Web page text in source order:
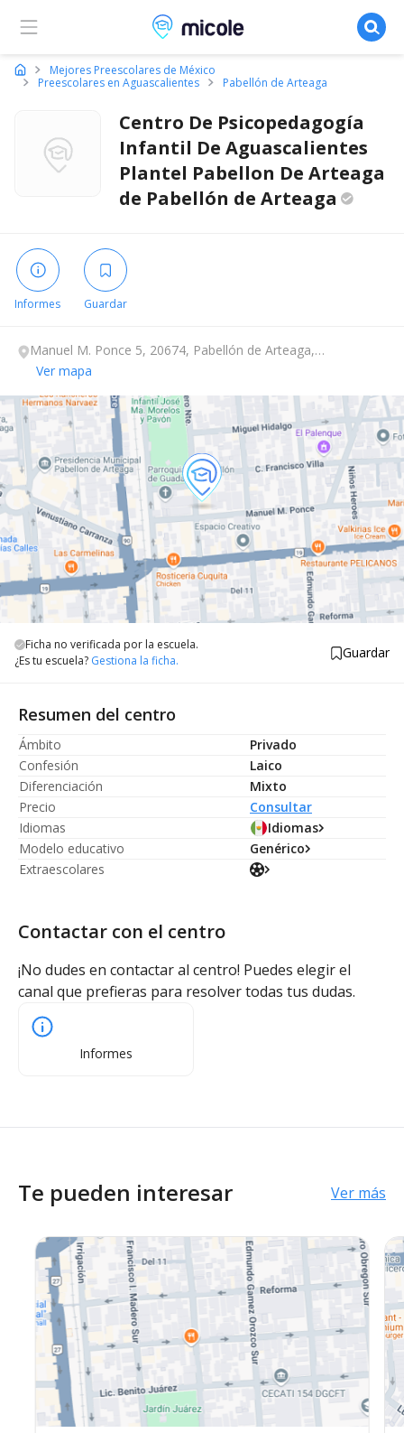
Micole, buscador de colegios
Mejores Preescolares de México
Preescolares en Aguascalientes
Pabellón de Arteaga
Centro De Psicopedagogía
Infantil De Aguascalientes
Plantel Pabellon De Arteaga
de Pabellón de Arteaga
Informes Guardar
Manuel M. Ponce 5, 20674, Pabellón de Arteaga,
Aguascalientes.
Ver mapa
Ficha no verificada por la escuela.
¿Es tu escuela? Gestiona la ficha. Guardar
Resumen del centro
Ámbito
Privado
Confesión
Laico
Diferenciación
Mixto
Precio
Consultar
Idiomas
Idiomas
Modelo educativo
Genérico
Extraescolares
Contactar con el centro
¡No dudes en contactar al centro! Puedes elegir el
canal que prefieras para resolver todas tus dudas.
Informes
Te pueden interesar Ver más